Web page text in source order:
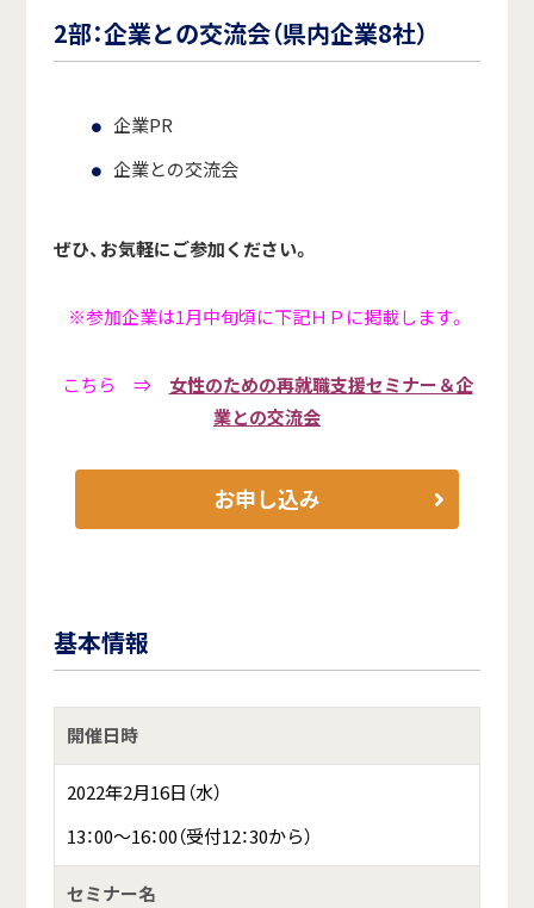
2部：企業との交流会（県内企業8社）
企業PR
企業との交流会
ぜひ、お気軽にご参加ください。
※参加企業は1月中旬頃に下記ＨＰに掲載します。
こちら ⇒
女性のための再就職支援セミナー＆企
業との交流会
お申し込み
基本情報
開催日時
2022年2月16日（水）
13：00～16：00（受付12：30から）
セミナー名